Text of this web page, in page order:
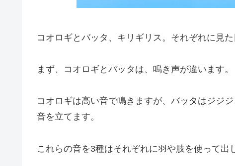
コオロギとバッタ、キリギリス。それぞれに見
まず、コオロギとバッタは、鳴き声が違います。
コオロギは高い音で鳴きますが、バッタはジジ
音を立てます。
これらの音を3種はそれぞれに羽や肢を使って出